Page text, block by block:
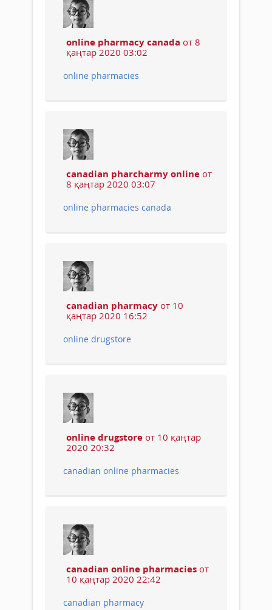
online pharmacy canada от 8
қаңтар 2020 03:02
online pharmacies
canadian pharcharmy online от
8 қаңтар 2020 03:07
online pharmacies canada
canadian pharmacy от 10
қаңтар 2020 16:52
online drugstore
online drugstore от 10 қаңтар
2020 20:32
canadian online pharmacies
canadian online pharmacies от
10 қаңтар 2020 22:42
canadian pharmacy